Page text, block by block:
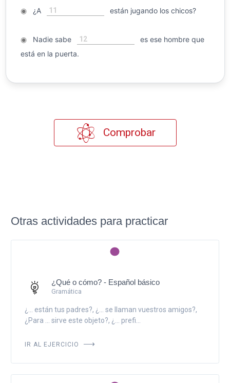
◉¿A 11 están jugando los chicos?
◉Nadie sabe 12
es ese hombre que
está en la puerta.
Comprobar
Otras actividades para practicar
¿Qué o cómo? - Español básico
Gramática
¿... están tus padres?, ¿... se llaman vuestros amigos?,
¿Para ... sirve este objeto?, ¿... prefi...
IR AL EJERCICIO